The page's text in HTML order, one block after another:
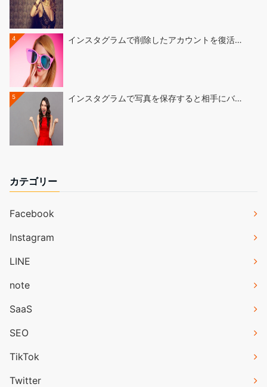
4 インスタグラムで削除したアカウントを復活…
5 インスタグラムで写真を保存すると相手にバ…
カテゴリー
Facebook
Instagram
LINE
note
SaaS
SEO
TikTok
Twitter